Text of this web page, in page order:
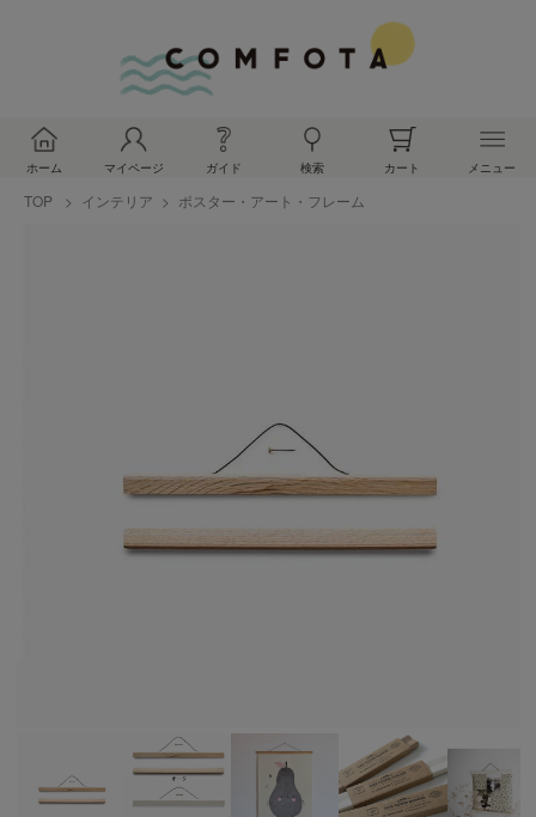
ホーム マイページ ガイド 検索 カート メニュー
TOP インテリア ポスター・アート・フレーム